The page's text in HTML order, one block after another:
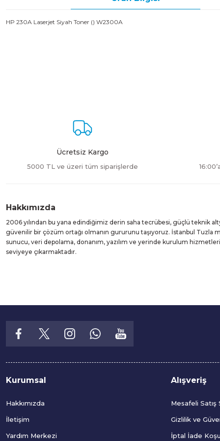
HP 230A Laserjet Siyah Toner () W2300A
Ürün fiyatı diğer sitelerden daha pahalı.
Ücretsiz Kargo
5000 TL ve üzeri tüm siparişlerde
Hakkımızda
2006 yılından bu yana edindiğimiz derin saha tecrübesi, güçlü teknik
güvenilir bir çözüm ortağı olmanın gururunu taşıyoruz. İstanbul Tuzla
sunucu, veri depolama, donanım, yazılım ve yerinde kurulum
seviyeye çıkarmaktadır.
Kurumsal
Hakkımızda
İletişim
Yardım Merkezi
Alışveriş
Mesafeli Satış
Gizlilik ve
İptal İade